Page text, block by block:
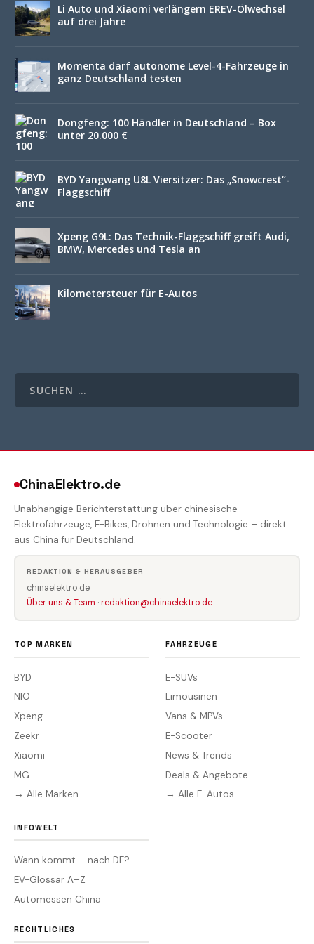
Li Auto und Xiaomi verlängern EREV-Ölwechsel
auf drei Jahre
Momenta darf autonome Level-4-Fahrzeuge in
ganz Deutschland testen
Dongfeng: 100 Händler in Deutschland – Box
unter 20.000 €
BYD Yangwang U8L Viersitzer: Das „Snowcrest“-
Flaggschiff
Xpeng G9L: Das Technik-Flaggschiff greift Audi,
BMW, Mercedes und Tesla an
Kilometersteuer für E-Autos
ChinaElektro.de
Unabhängige Berichterstattung über chinesische
Elektrofahrzeuge, E-Bikes, Drohnen und Technologie – direkt
aus China für Deutschland.
REDAKTION & HERAUSGEBER
chinaelektro.de
Über uns & Team ·redaktion@chinaelektro.de
TOP MARKEN
BYD
NIO
Xpeng
Zeekr
Xiaomi
MG
→ Alle Marken
FAHRZEUGE
E-SUVs
Limousinen
Vans & MPVs
E-Scooter
News & Trends
Deals & Angebote
→ Alle E-Autos
INFOWELT
Wann kommt … nach DE?
EV-Glossar A–Z
Automessen China
RECHTLICHES